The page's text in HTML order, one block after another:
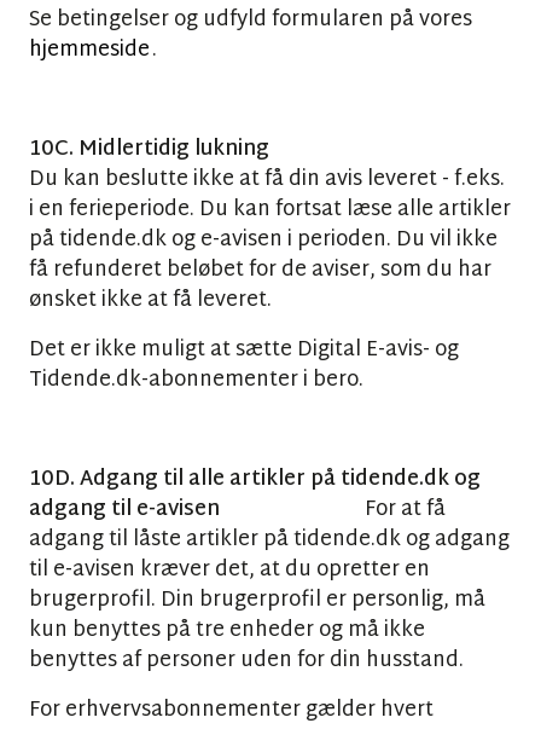
Se betingelser og udfyld formularen på vores
hjemmeside.
10C. Midlertidig lukning
Du kan beslutte ikke at få din avis leveret - f.eks.
i en ferieperiode. Du kan fortsat læse alle artikler
på tidende.dk og e-avisen i perioden. Du vil ikke
få refunderet beløbet for de aviser, som du har
ønsket ikke at få leveret.
Det er ikke muligt at sætte Digital E-avis- og
Tidende.dk-abonnementer i bero.
10D. Adgang til alle artikler på tidende.dk og
adgang til e-avisen For at få
adgang til låste artikler på tidende.dk og adgang
til e-avisen kræver det, at du opretter en
brugerprofil. Din brugerprofil er personlig, må
kun benyttes på tre enheder og må ikke
benyttes af personer uden for din husstand.
For erhvervsabonnementer gælder hvert